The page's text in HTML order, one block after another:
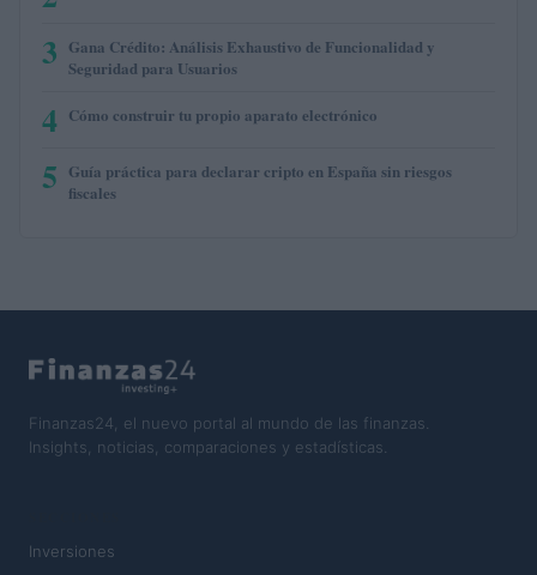
3 Gana Crédito: Análisis Exhaustivo de Funcionalidad y
Seguridad para Usuarios
4 Cómo construir tu propio aparato electrónico
5 Guía práctica para declarar cripto en España sin riesgos
fiscales
Finanzas24, el nuevo portal al mundo de las finanzas.
Insights, noticias, comparaciones y estadísticas.
Inversiones